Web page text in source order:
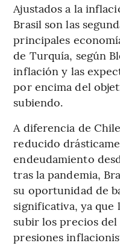
Ajustados a la
Brasil son las
principales
de Turquía, según
inflación y las
por encima del
subiendo.
A diferencia de
reducido
endeudamiento
tras la pandemia,
su oportunidad de
significativa, ya que
subir los precios
presiones